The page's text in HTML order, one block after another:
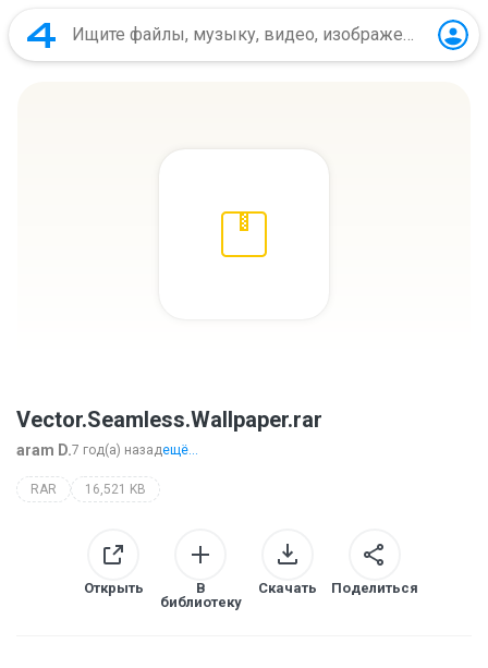
Vector.Seamless.Wallpaper.rar
aram D.7 год(а) назадещё...
RAR 16,521 KB
Открыть
В
библиотеку
Скачать Поделиться